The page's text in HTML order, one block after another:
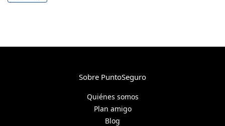
Sobre PuntoSeguro
Quiénes somos
Plan amigo
Blog